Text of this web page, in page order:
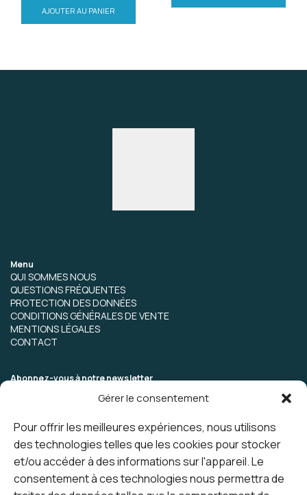
Gérer le consentement
Pour offrir les meilleures expériences, nous utilisons
des technologies telles que les cookies pour stocker
et/ou accéder à des informations sur l'appareil. Le
consentement à ces technologies nous permettra de
AJOUTER AU PANIER
Menu
QUI SOMMES NOUS
QUESTIONS FRÉQUENTES
PROTECTION DES DONNÉES
CONDITIONS GÉNÉRALES DE VENTE
MENTIONS LÉGALES
CONTACT
Abonnez-vous à notre newsletter